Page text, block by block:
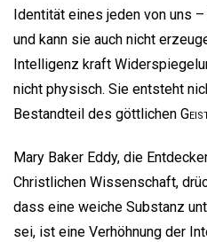
Identität eines jeden von uns
und kann sie auch nicht
Intelligenz kraft
nicht physisch. Sie entsteht
Bestandteil des göttlichen
Mary Baker Eddy, die
Christlichen Wissenschaft,
dass eine weiche Substanz
sei, ist eine Verhöhnung der